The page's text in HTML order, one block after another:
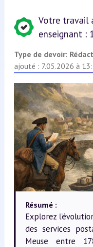
Votre travail
enseignant :
Type de devoir:
ajouté : 7.05.2026 à
Résumé :
Explorez
des services
Meuse entre